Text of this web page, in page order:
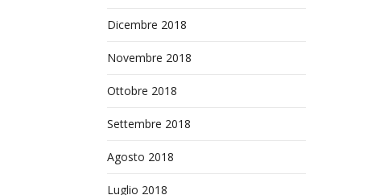
Dicembre 2018
Novembre 2018
Ottobre 2018
Settembre 2018
Agosto 2018
Luglio 2018